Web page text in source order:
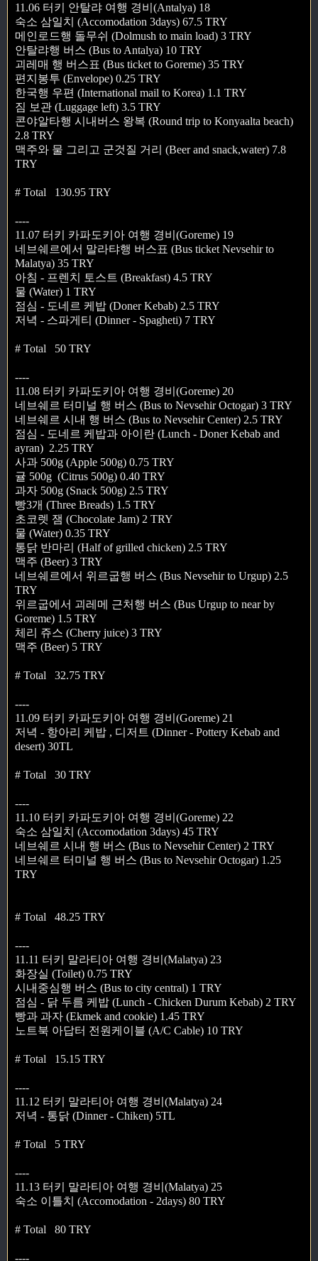
11.06 터키 안탈랴 여행 경비(Antalya) 18
숙소 삼일치 (Accomodation 3days) 67.5 TRY
메인로드행 돌무쉬 (Dolmush to main load) 3 TRY
안탈랴행 버스 (Bus to Antalya) 10 TRY
괴레매 행 버스표 (Bus ticket to Goreme) 35 TRY
편지봉투 (Envelope) 0.25 TRY
한국행 우편 (International mail to Korea) 1.1 TRY
짐 보관 (Luggage left) 3.5 TRY
콘야알타행 시내버스 왕복 (Round trip to Konyaalta beach)
2.8 TRY
맥주와 물 그리고 군것질 거리 (Beer and snack,water) 7.8
TRY
# Total 130.95 TRY
----
11.07 터키 카파도키아 여행 경비(Goreme) 19
네브쉐르에서 말라탸행 버스표 (Bus ticket Nevsehir to
Malatya) 35 TRY
아침 - 프렌치 토스트 (Breakfast) 4.5 TRY
물 (Water) 1 TRY
점심 - 도네르 케밥 (Doner Kebab) 2.5 TRY
저녁 - 스파게티 (Dinner - Spagheti) 7 TRY
# Total 50 TRY
----
11.08 터키 카파도키아 여행 경비(Goreme) 20
네브쉐르 터미널 행 버스 (Bus to Nevsehir Octogar) 3 TRY
네브쉐르 시내 행 버스 (Bus to Nevsehir Center) 2.5 TRY
점심 - 도네르 케밥과 아이란 (Lunch - Doner Kebab and
ayran) 2.25 TRY
사과 500g (Apple 500g) 0.75 TRY
귤 500g (Citrus 500g) 0.40 TRY
과자 500g (Snack 500g) 2.5 TRY
빵3개 (Three Breads) 1.5 TRY
초코렛 잼 (Chocolate Jam) 2 TRY
물 (Water) 0.35 TRY
통닭 반마리 (Half of grilled chicken) 2.5 TRY
맥주 (Beer) 3 TRY
네브쉐르에서 위르굽행 버스 (Bus Nevsehir to Urgup) 2.5
TRY
위르굽에서 괴레메 근처행 버스 (Bus Urgup to near by
Goreme) 1.5 TRY
체리 쥬스 (Cherry juice) 3 TRY
맥주 (Beer) 5 TRY
# Total 32.75 TRY
----
11.09 터키 카파도키아 여행 경비(Goreme) 21
저녁 - 항아리 케밥 , 디저트 (Dinner - Pottery Kebab and
desert) 30TL
# Total 30 TRY
----
11.10 터키 카파도키아 여행 경비(Goreme) 22
숙소 삼일치 (Accomodation 3days) 45 TRY
네브쉐르 시내 행 버스 (Bus to Nevsehir Center) 2 TRY
네브쉐르 터미널 행 버스 (Bus to Nevsehir Octogar) 1.25
TRY
# Total 48.25 TRY
----
11.11 터키 말라티아 여행 경비(Malatya) 23
화장실 (Toilet) 0.75 TRY
시내중심행 버스 (Bus to city central) 1 TRY
점심 - 닭 두름 케밥 (Lunch - Chicken Durum Kebab) 2 TRY
빵과 과자 (Ekmek and cookie) 1.45 TRY
노트북 아답터 전원케이블 (A/C Cable) 10 TRY
# Total 15.15 TRY
----
11.12 터키 말라티아 여행 경비(Malatya) 24
저녁 - 통닭 (Dinner - Chiken) 5TL
# Total 5 TRY
----
11.13 터키 말라티아 여행 경비(Malatya) 25
숙소 이틀치 (Accomodation - 2days) 80 TRY
# Total 80 TRY
----